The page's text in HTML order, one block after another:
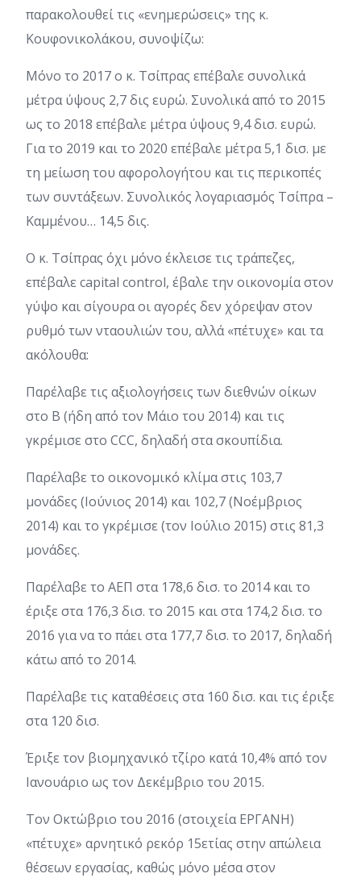
παρακολουθεί τις «ενημερώσεις» της κ.
Κουφονικολάκου, συνοψίζω:
Μόνο το 2017 ο κ. Τσίπρας επέβαλε συνολικά
μέτρα ύψους 2,7 δις ευρώ. Συνολικά από το 2015
ως το 2018 επέβαλε μέτρα ύψους 9,4 δισ. ευρώ.
Για το 2019 και το 2020 επέβαλε μέτρα 5,1 δισ. με
τη μείωση του αφορολογήτου και τις περικοπές
των συντάξεων. Συνολικός λογαριασμός Τσίπρα –
Καμμένου… 14,5 δις.
Ο κ. Τσίπρας όχι μόνο έκλεισε τις τράπεζες,
επέβαλε capital control, έβαλε την οικονομία στον
γύψο και σίγουρα οι αγορές δεν χόρεψαν στον
ρυθμό των νταουλιών του, αλλά «πέτυχε» και τα
ακόλουθα:
Παρέλαβε τις αξιολογήσεις των διεθνών οίκων
στο Β (ήδη από τον Μάιο του 2014) και τις
γκρέμισε στο CCC, δηλαδή στα σκουπίδια.
Παρέλαβε το οικονομικό κλίμα στις 103,7
μονάδες (Ιούνιος 2014) και 102,7 (Νοέμβριος
2014) και το γκρέμισε (τον Ιούλιο 2015) στις 81,3
μονάδες.
Παρέλαβε το ΑΕΠ στα 178,6 δισ. το 2014 και το
έριξε στα 176,3 δισ. το 2015 και στα 174,2 δισ. το
2016 για να το πάει στα 177,7 δισ. το 2017, δηλαδή
κάτω από το 2014.
Παρέλαβε τις καταθέσεις στα 160 δισ. και τις έριξε
στα 120 δισ.
Έριξε τον βιομηχανικό τζίρο κατά 10,4% από τον
Ιανουάριο ως τον Δεκέμβριο του 2015.
Τον Οκτώβριο του 2016 (στοιχεία ΕΡΓΑΝΗ)
«πέτυχε» αρνητικό ρεκόρ 15ετίας στην απώλεια
θέσεων εργασίας, καθώς μόνο μέσα στον